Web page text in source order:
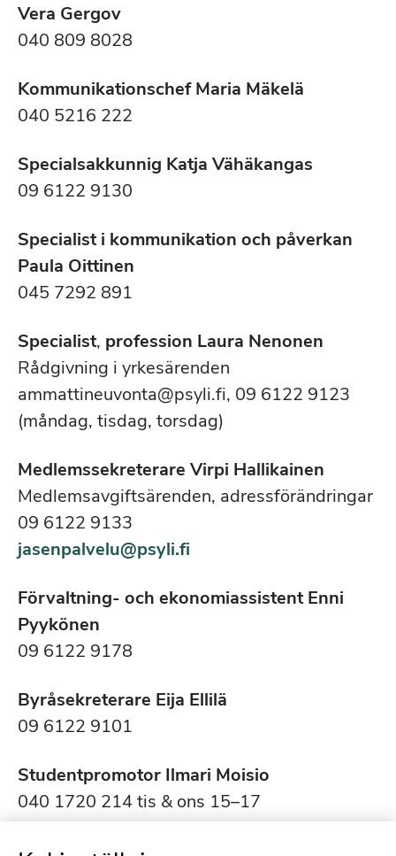
Vera Gergov
040 809 8028
Kommunikationschef Maria Mäkelä
040 5216 222
Specialsakkunnig Katja Vähäkangas
09 6122 9130
Specialist i kommunikation och påverkan
Paula Oittinen
045 7292 891
Specialist, profession Laura Nenonen
Rådgivning i yrkesärenden
ammattineuvonta@psyli.fi, 09 6122 9123
(måndag, tisdag, torsdag)
Medlemssekreterare Virpi Hallikainen
Medlemsavgiftsärenden, adressförändringar
09 6122 9133
jasenpalvelu@psyli.fi
Förvaltning- och ekonomiassistent Enni
Pyykönen
09 6122 9178
Byråsekreterare Eija Ellilä
09 6122 9101
Studentpromotor Ilmari Moisio
040 1720 214 tis & ons 15–17
opiskelijaneuvonta@psyli.fi